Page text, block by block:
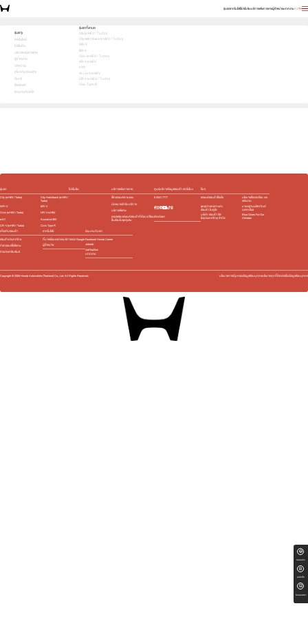
รุ่นรถเทคโนโลยีโปรโมชันบริการหลังการขายผู้จำหน่ายบทความENTH
รุ่นรถ
เทคโนโลยี
โปรโมชัน
บริการหลังการขาย
ผู้จำหน่าย
บทความ
เกี่ยวกับฮอนด้า
อื่นๆ
ติดต่อเรา
ร่วมงานกับเรา
รุ่นรถทั้งหมด
City (e:HEV / Turbo)
City Hatchback (e:HEV / Turbo)
WR-V
BR-V
Civic (e:HEV / Turbo)
HR-V e:HEV
e:N1
Accord e:HEV
CR-V (e:HEV / Turbo)
Civic Type R
ทดลองขับ
สนใจซื้อ
ใบเสนอราคา
Get ready for your car & deals
3 เลือกคันที่ใช่
รุ่นรถ
City (e:HEV / Turbo)
City Hatchback (e:HEV /
Turbo)
WR-V
BR-V
Civic (e:HEV / Turbo)
HR-V e:HEV
e:N1
Accord e:HEV
CR-V (e:HEV / Turbo)
Civic Type R
โปรโมชัน
บริการหลังการขาย
เช็กรถยนต์ตามระยะ
นัดหมายเข้ารับบริการ
บริการพิเศษ
ตรวจสอบรถยนต์ฮอนด้าที่ต้อง เปลี่ยน
ชิ้นส่วนในชุดถุงลม
ศูนย์บริการข้อมูลฮอนด้า 24 ชั่วโมง
0 2341 7777
ติดต่อเรา
อื่นๆ
รถยนต์ฮอนด้าใช้แล้ว
นโยบายสิ่งแวดล้อม และ
พลังงาน
ชุดอุปกรณ์ตกแต่ง​
ฮอนด้า โมดูโล
มาตรฐานผลิตภัณฑ์
ฉลากเขียว
บริษัท ฮอนด้า ลีส
ซิ่ง(ประเทศไทย) จำกัด
Blue Skies For Our
Children
เกี่ยวกับฮอนด้า
ฮอนด้าประเทศไทย
กิจกรรมเพื่อสังคม
ข่าวประชาสัมพันธ์
เทคโนโลยี
ที่มาพร้อมแอปและบริการของ Google
ผู้จำหน่าย
ร่วมงานกับเรา
Facebook Honda Career
Jobsdb
JobTopGun
บทความ
Copyright ©2026Honda Automobile (Thailand) Co., Ltd. All Rights Reserved. นโยบายการคุ้มครองข้อมูลส่วนบุคคลนโยบายคุกกี้ติดต่อเรื่องข้อมูลส่วนบุคคล